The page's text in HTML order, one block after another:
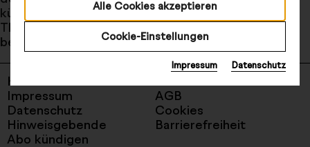
Alle Cookies akzeptieren
Cookie-Einstellungen
Impressum Datenschutz
künstlerische Projekte, die sich u. a. mit den
Themen Nach-haltigkeit und Upcycling im Kostüm
befassen.
Kontakt
Impressum
AGB
Datenschutz
Cookies
Hinweisgebende
Barrierefreiheit
Abo kündigen